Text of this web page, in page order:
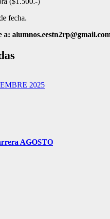
fecha.
2025
AGOSTO